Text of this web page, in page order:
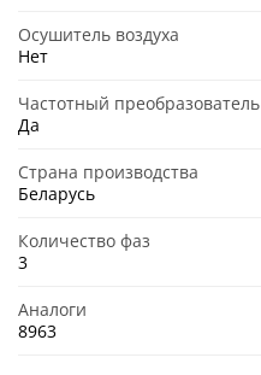
Осушитель воздуха
Нет
Частотный преобразователь
Да
Страна производства
Беларусь
Количество фаз
3
Аналоги
8963